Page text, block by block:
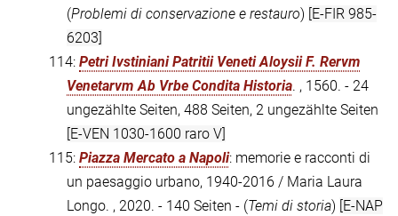
(Problemi di conservazione e restauro) [E-FIR 985-
6203]
114: Petri Ivstiniani Patritii Veneti Aloysii F. Rervm
Venetarvm Ab Vrbe Condita Historia. , 1560. - 24
ungezählte Seiten, 488 Seiten, 2 ungezählte Seiten
[E-VEN 1030-1600 raro V]
115: Piazza Mercato a Napoli: memorie e racconti di
un paesaggio urbano, 1940-2016 / Maria Laura
Longo. , 2020. - 140 Seiten - (Temi di storia) [E-NAP